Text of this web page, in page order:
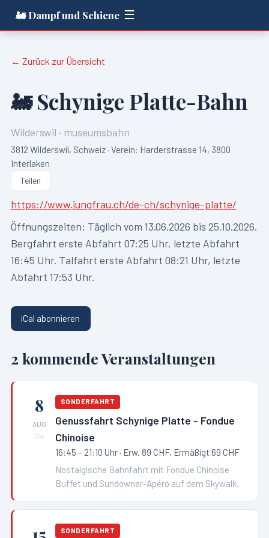
🚂 Dampf und Schiene ☰
← Zurück zur Übersicht
🚂 Schynige Platte-Bahn
Wilderswil · museumsbahn
3812 Wilderswil, Schweiz · Verein: Harderstrasse 14, 3800
Interlaken
Teilen
https://www.jungfrau.ch/de-ch/schynige-platte/
Öffnungszeiten: Täglich vom 13.06.2026 bis 25.10.2026.
Bergfahrt erste Abfahrt 07:25 Uhr, letzte Abfahrt
16:45 Uhr. Talfahrt erste Abfahrt 08:21 Uhr, letzte
Abfahrt 17:53 Uhr.
iCal abonnieren
2 kommende Veranstaltungen
8
AUG
Sa
SONDERFAHRT
Genussfahrt Schynige Platte - Fondue
Chinoise
16:45 – 21:10 Uhr · Erw. 89 CHF, Ermäßigt 69 CHF
Nostalgische Bahnfahrt mit Fondue Chinoise
Buffet und Sundowner-Apéro auf dem Skywalk.
SONDERFAHRT